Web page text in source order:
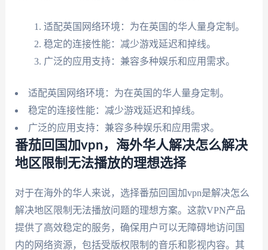
适配英国网络环境：为在英国的华人量身定制。
稳定的连接性能：减少游戏延迟和掉线。
广泛的应用支持：兼容多种娱乐和应用需求。
适配英国网络环境：为在英国的华人量身定制。
稳定的连接性能：减少游戏延迟和掉线。
广泛的应用支持：兼容多种娱乐和应用需求。
番茄回国加vpn，海外华人解决怎么解决
地区限制无法播放的理想选择
对于在海外的华人来说，选择番茄回国加vpn是解决怎么
解决地区限制无法播放问题的理想方案。这款VPN产品
提供了高效稳定的服务，确保用户可以无障碍地访问国
内的网络资源，包括受版权限制的音乐和影视内容。其